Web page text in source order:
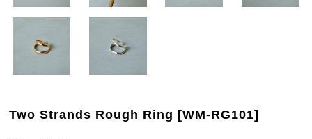
Two Strands Rough Ring [WM-RG101]